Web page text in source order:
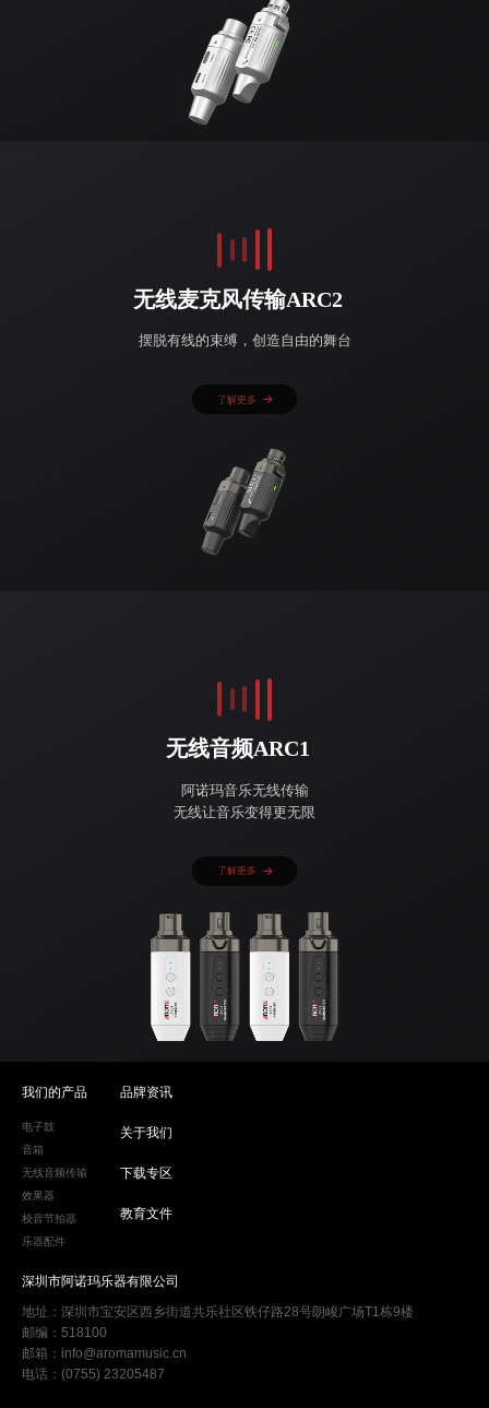
无线麦克风传输ARC2
摆脱有线的束缚，创造自由的舞台
了解更多
无线音频ARC1
阿诺玛音乐无线传输
无线让音乐变得更无限
了解更多
我们的产品
电子鼓
音箱
无线音频传输
效果器
校音节拍器
乐器配件
品牌资讯
关于我们
下载专区
教育文件
深圳市阿诺玛乐器有限公司
地址：深圳市宝安区西乡街道共乐社区铁仔路28号朗峻广场T1栋9楼
邮编：518100
邮箱：info@aromamusic.cn
电话：(0755) 23205487